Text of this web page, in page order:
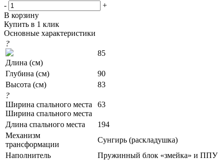
-
+
В корзину
Купить в 1 клик
Основные характеристики
?
Длина (см)
85
Глубина (см)
90
Высота (см)
83
?
Ширина спального места
Ширина спального места
63
Длина спального места
194
Механизм
трансформации
Сунгирь (раскладушка)
Наполнитель
Пружинный блок «змейка» и ППУ